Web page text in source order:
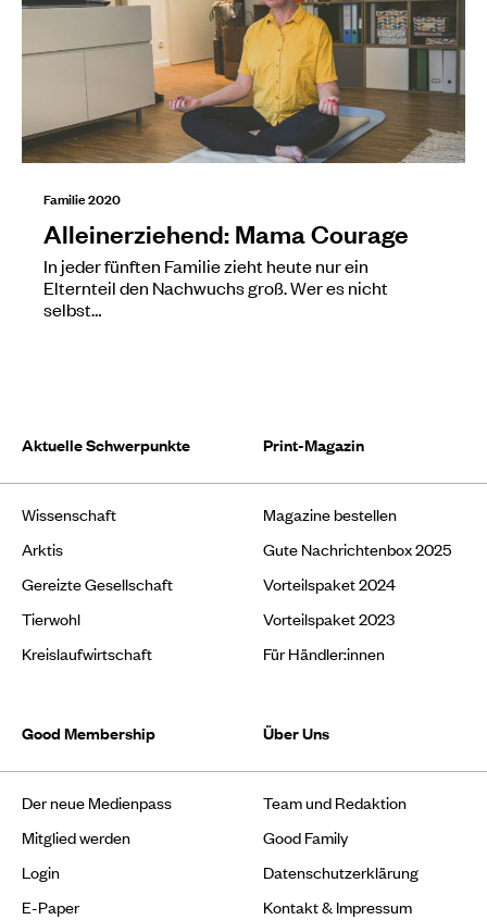
Familie 2020
Alleinerziehend: Mama Courage
In jeder fünften Familie zieht heute nur ein
Elternteil den Nachwuchs groß. Wer es nicht
selbst…
Aktuelle Schwerpunkte
Wissenschaft
Arktis
Gereizte Gesellschaft
Tierwohl
Kreislaufwirtschaft
Print-Magazin
Magazine bestellen
Gute Nachrichtenbox 2025
Vorteilspaket 2024
Vorteilspaket 2023
Für Händler:innen
Good Membership
Der neue Medienpass
Mitglied werden
Login
E-Paper
Über Uns
Team und Redaktion
Good Family
Datenschutzerklärung
Kontakt & Impressum